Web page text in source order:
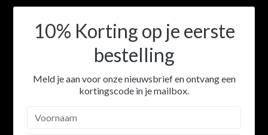
10% Korting op je eerste
bestelling
Meld je aan voor onze nieuwsbrief en ontvang een
kortingscode in je mailbox.